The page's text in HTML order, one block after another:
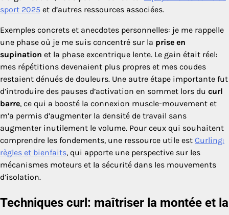
sport 2025 et d’autres ressources associées.
Exemples concrets et anecdotes personnelles: je me rappelle
une phase où je me suis concentré sur la prise en
supination et la phase excentrique lente. Le gain était réel:
mes répétitions devenaient plus propres et mes coudes
restaient dénués de douleurs. Une autre étape importante fut
d’introduire des pauses d’activation en sommet lors du curl
barre, ce qui a boosté la connexion muscle-mouvement et
m’a permis d’augmenter la densité de travail sans
augmenter inutilement le volume. Pour ceux qui souhaitent
comprendre les fondements, une ressource utile est Curling:
règles et bienfaits, qui apporte une perspective sur les
mécanismes moteurs et la sécurité dans les mouvements
d’isolation.
Techniques curl: maîtriser la montée et la